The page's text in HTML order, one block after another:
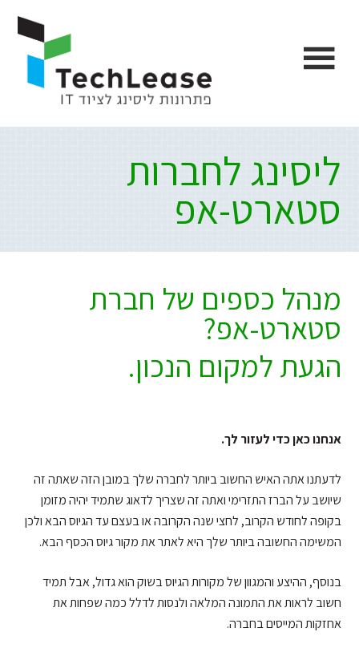
links
הראשי
ליסינג לחברות
סטארט-אפ
מנהל כספים של חברת
סטארט-אפ?
הגעת למקום הנכון.
אנחנו כאן כדי לעזור לך.
לדעתנו אתה האיש החשוב ביותר לחברה שלך במובן הזה שאתה זה
שיושב על הברז התזרימי ואתה זה שצריך לדאוג שתמיד יהיה מזומן
בקופה לחודש הקרוב, לחצי שנה הקרובה או בעצם עד הגיוס הבא ולכן
המשימה החשובה ביותר שלך היא לאתר את מקור גיוס הכסף הבא.
בנוסף, ההיצע והמגוון של מקורות הגיוס בשוק הוא גדול, אבל תמיד
חשוב לראות את התמונה המלאה ולנסות לדלל כמה שפחות את
אחזקות המייסים בחברה.